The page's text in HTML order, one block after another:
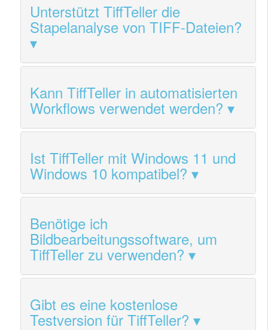
Unterstützt TiffTeller die
Stapelanalyse von TIFF-Dateien?
Kann TiffTeller in automatisierten
Workflows verwendet werden?
Ist TiffTeller mit Windows 11 und
Windows 10 kompatibel?
Benötige ich
Bildbearbeitungssoftware, um
TiffTeller zu verwenden?
Gibt es eine kostenlose
Testversion für TiffTeller?